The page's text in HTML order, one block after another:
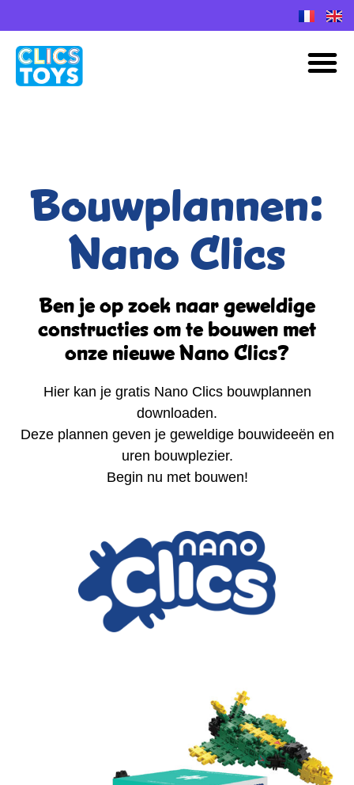
inhoud
Bouwplannen:
Nano Clics
Ben je op zoek naar geweldige
constructiesom te bouwen met
onze nieuwe Nano Clics?
Hier kan je gratis Nano Clics bouwplannen
downloaden.
Deze plannen geven je geweldige bouwideeën en
uren bouwplezier.
Begin nu met bouwen!